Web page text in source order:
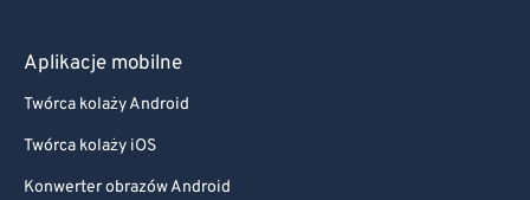
Aplikacje mobilne
Twórca kolaży Android
Twórca kolaży iOS
Konwerter obrazów Android